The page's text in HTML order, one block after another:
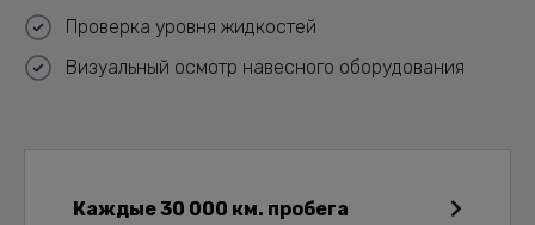
Проверка уровня жидкостей
Визуальный осмотр навесного оборудования
Каждые 30 000 км. пробега